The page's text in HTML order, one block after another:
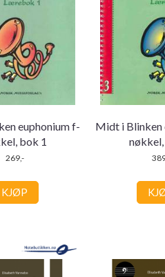
euphonium f-
bok 1
269,-
KJØP
Midt i Blinken